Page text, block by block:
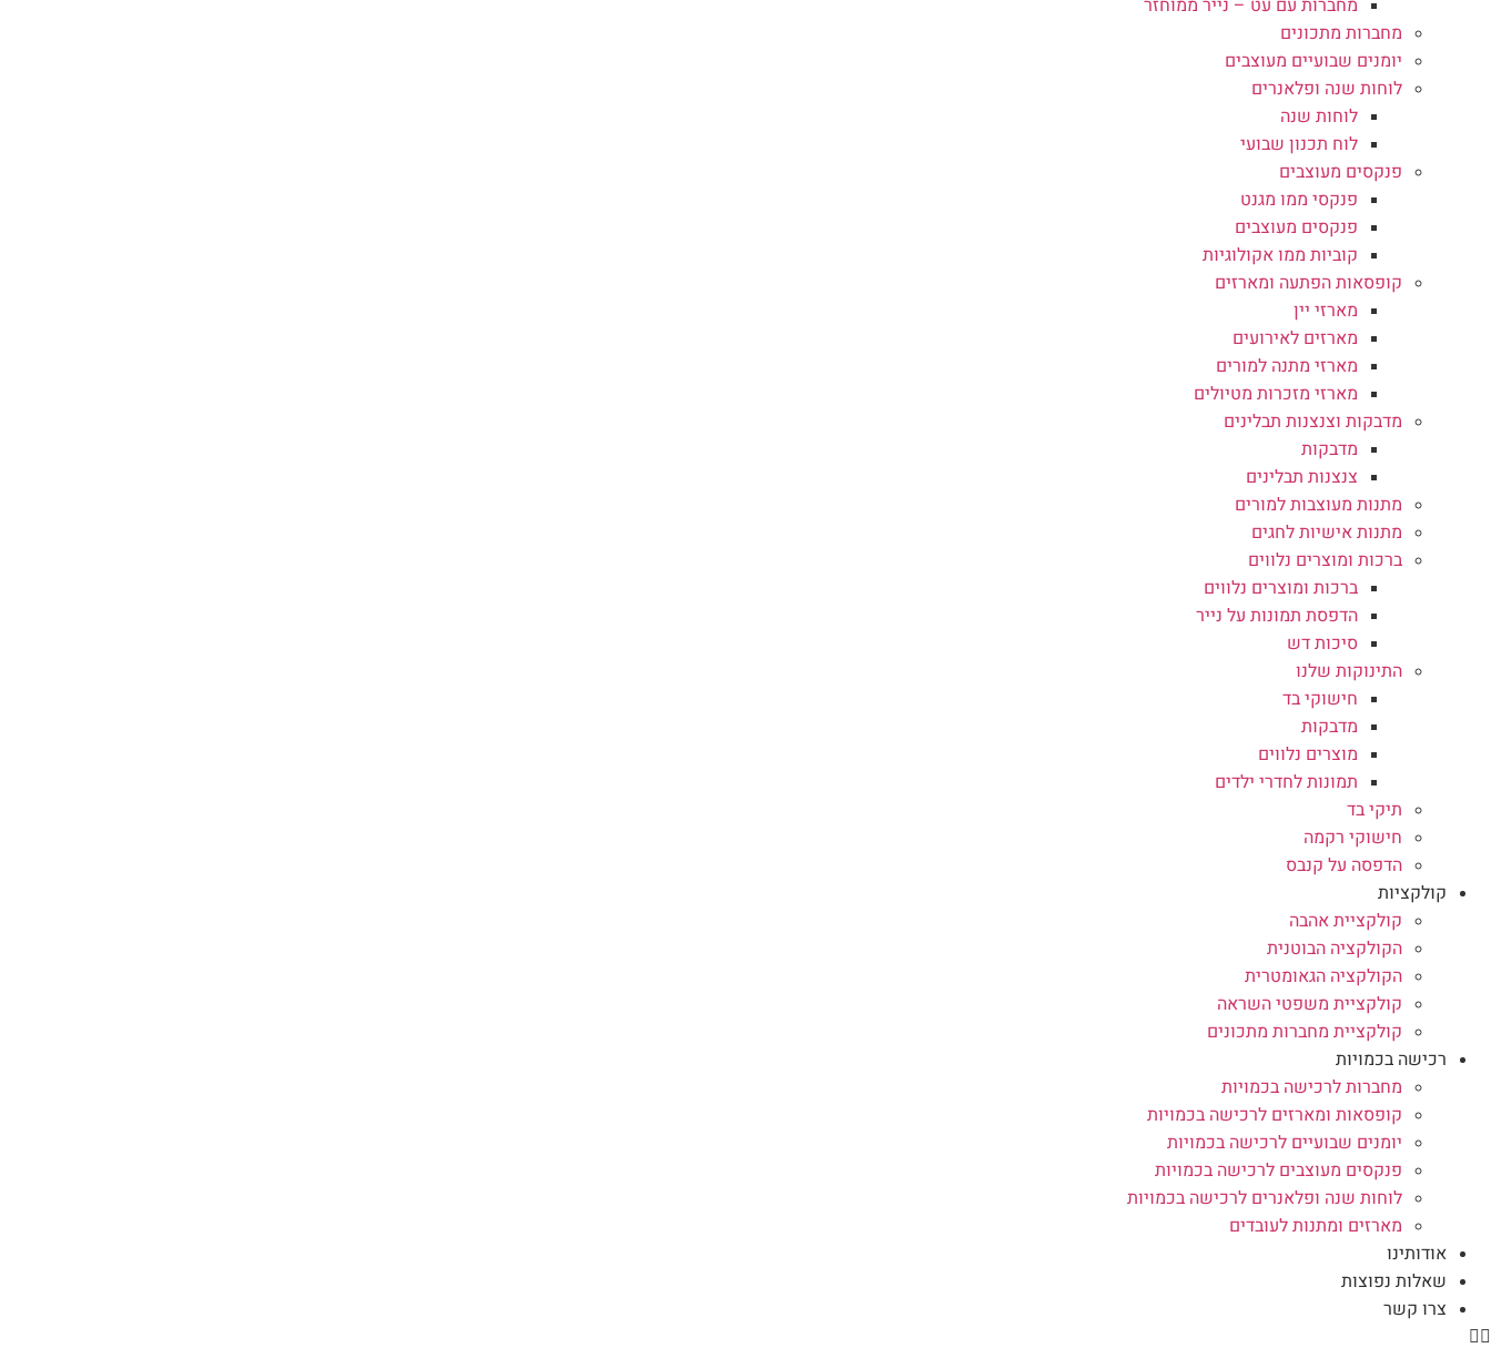
מחברות מתכונים
יומנים שבועיים מעוצבים
לוחות שנה ופלאנרים
לוחות שנה
לוח תכנון שבועי
פנקסים מעוצבים
פנקסי ממו מגנט
פנקסים מעוצבים
קוביות ממו אקולוגיות
קופסאות הפתעה ומארזים
מארזי יין
מארזים לאירועים
מארזי מתנה למורים
מארזי מזכרות מטיולים
מדבקות וצנצנות תבלינים
מדבקות
צנצנות תבלינים
מתנות מעוצבות למורים
מתנות אישיות לחגים
ברכות ומוצרים נלווים
ברכות ומוצרים נלווים
הדפסת תמונות על נייר
סיכות דש
התינוקות שלנו
חישוקי בד
מדבקות
מוצרים נלווים
תמונות לחדרי ילדים
תיקי בד
חישוקי רקמה
הדפסה על קנבס
קולקציות
קולקציית אהבה
הקולקציה הבוטנית
הקולקציה הגאומטרית
קולקציית משפטי השראה
קולקציית מחברות מתכונים
רכישה בכמויות
מחברות לרכישה בכמויות
קופסאות ומארזים לרכישה בכמויות
יומנים שבועיים לרכישה בכמויות
פנקסים מעוצבים לרכישה בכמויות
לוחות שנה ופלאנרים לרכישה בכמויות
מארזים ומתנות לעובדים
אודותינו
שאלות נפוצות
צרו קשר